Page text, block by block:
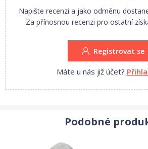
Napište recenzi a jako odměnu
Za přínosnou recenzi pro ostatní
Registrovat se
Máte u nás již účet?
Podobné